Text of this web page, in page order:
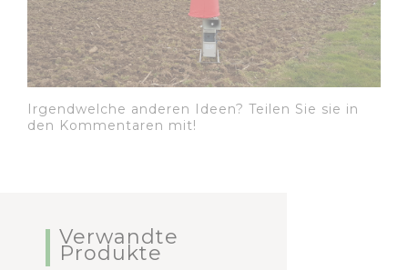
Irgendwelche anderen Ideen? Teilen Sie sie in
den Kommentaren mit!
Verwandte
Produkte